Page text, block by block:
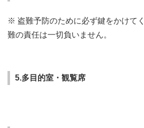
※ 盗難予防のために必ず鍵をかけて
難の責任は一切負いません。
5.多目的室・観覧席